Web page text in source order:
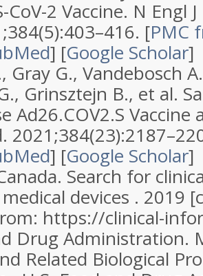
CoV-2 Vaccine. N Engl J
384(5):403–416. [PMC
] [Google Scholar]
Gray G., Vandebosch
Grinsztejn B., et al.
Ad26.COV2.S
2021;384
] [Google Scholar]
Search for
devices . 2019
https://clinical-
Drug Administration.
Related Biological